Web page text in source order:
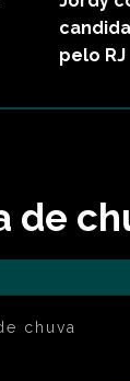
pelo RJ
de
chuva